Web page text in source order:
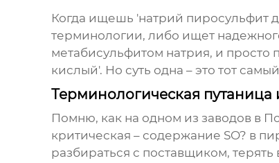
Когда ищешь 'натрий пиросульфит
терминологии, либо ищет
метабисульфитом натрия, и просто
кислый'. Но суть одна – это тот
Терминологическая путаница
Помню, как на одном из заводов в
критическая – содержание SO? в
разбираться с поставщиком,